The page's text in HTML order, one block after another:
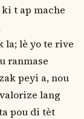
t ap mache
lѐ yo te rive
ranmase
peyi a, nou
lang
pou di tѐt